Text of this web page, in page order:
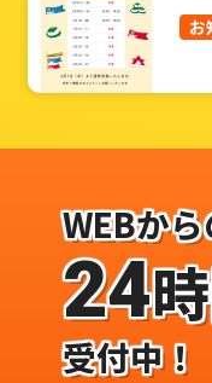
お
WEBか
24
受付中！